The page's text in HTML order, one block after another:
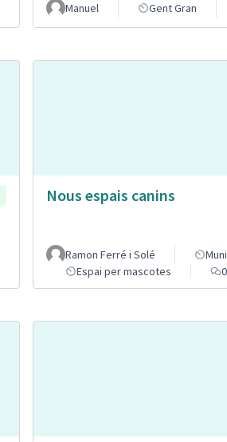
Manuel Gent Gran
Nous espais canins
Ramon Ferré i Solé
Espai per mascotes
0